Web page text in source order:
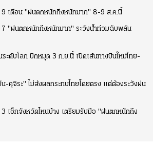
9 เตือน "ฝนตกหนักถึงหนักมาก" 8-9 ส.ค.นี้
7 "ฝนตกหนักถึงหนักมาก" ระวังน้ำท่วมฉับพลัน
ระดับโลก ปักหมุด 3 ก.ย.นี้ เปิดเส้นทางบินใหม่ไทย-
คุจิระ" ไม่ส่งผลกระทบไทยโดยตรง แต่ต้องระวังฝน
เช็กจังหวัดไหนบ้าง เตรียมรับมือ "ฝนตกหนักถึง